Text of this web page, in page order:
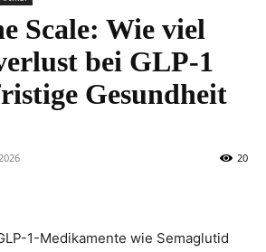
Scale: Wie viel
bei GLP-1
Gesundheit
20
1-Medikamente wie Semaglutid